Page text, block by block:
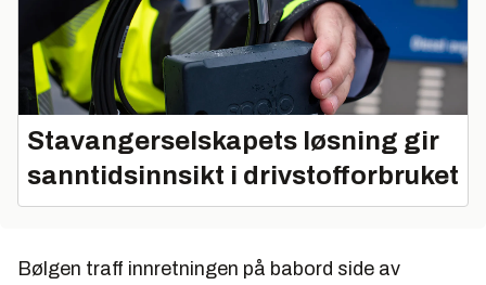
Stavangerselskapets løsning gir
sanntidsinnsikt i drivstofforbruket
Bølgen traff innretningen på babord side av